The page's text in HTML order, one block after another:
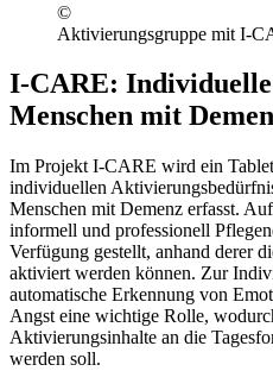
©
Aktivierungsgruppe mit I-
I-CARE:
Menschen mit
Im Projekt I-CARE wird ein
individuellen
Menschen mit Demenz erfasst.
informell und professionell
Verfügung gestellt, anhand derer
aktiviert werden können. Zur
automatische Erkennung von
Angst eine wichtige Rolle,
Aktivierungsinhalte an die
werden soll.